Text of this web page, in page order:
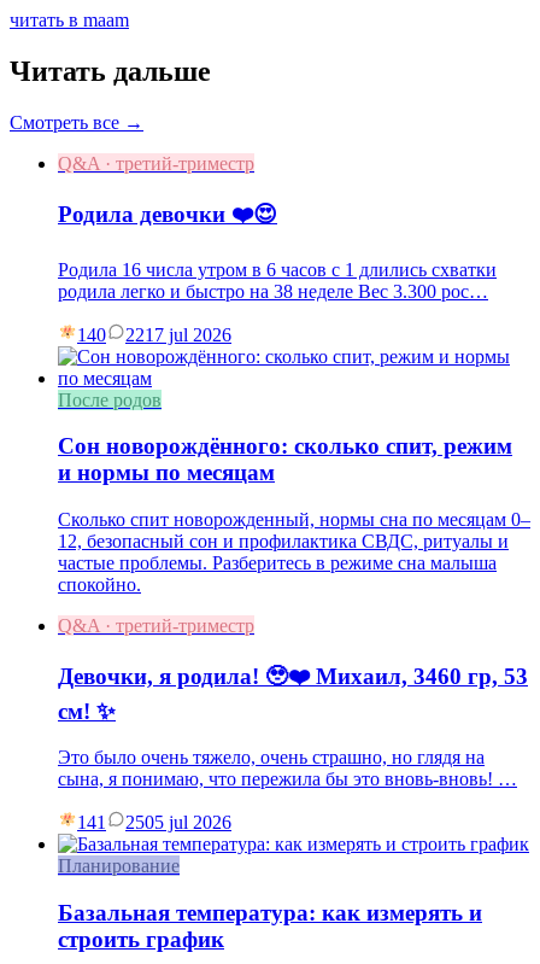
читать в maam
Читать дальше
Смотреть все →
Q&A · третий-триместр
Родила девочки ❤️😍
Родила 16 числа утром в 6 часов с 1 длились схватки
родила легко и быстро на 38 неделе Вес 3.300 рос…
140 2217 jul 2026
После родов
Сон новорождённого: сколько спит, режим
и нормы по месяцам
Сколько спит новорожденный, нормы сна по месяцам 0–
12, безопасный сон и профилактика СВДС, ритуалы и
частые проблемы. Разберитесь в режиме сна малыша
спокойно.
Q&A · третий-триместр
Девочки, я родила! 🥹❤️ Михаил, 3460 гр, 53
см! ✨
Это было очень тяжело, очень страшно, но глядя на
сына, я понимаю, что пережила бы это вновь-вновь! …
141 2505 jul 2026
Планирование
Базальная температура: как измерять и
строить график